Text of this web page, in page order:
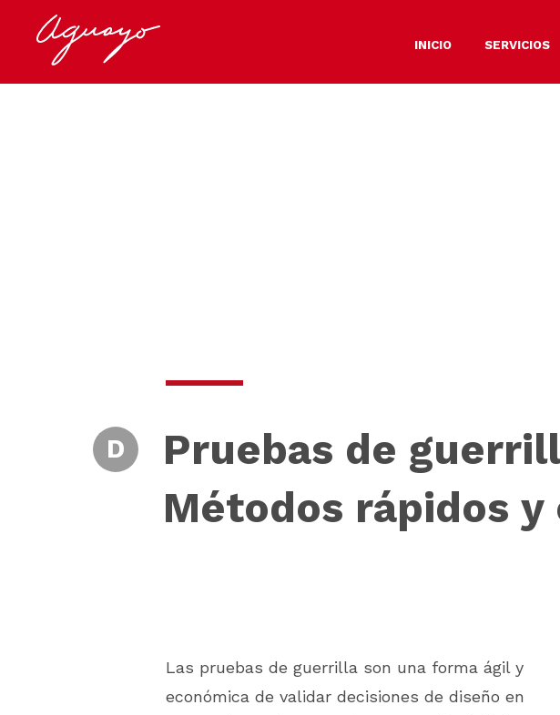
INICIO SERVICIOS
D
Pruebas de
Métodos rápidos
Las pruebas de guerrilla son una forma ágil y
económica de validar decisiones de diseño en